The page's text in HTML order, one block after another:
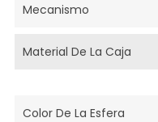
Mecanismo
Material De La Caja
Color De La Esfera